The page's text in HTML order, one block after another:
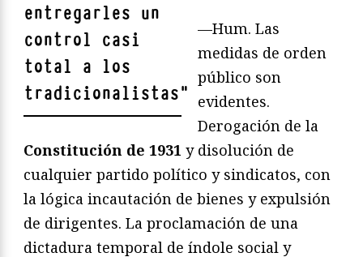
entregarles un
control casi
total a los
tradicionalistas"
—Hum. Las
medidas de orden
público son
evidentes.
Derogación de la
Constitución de 1931 y disolución de
cualquier partido político y sindicatos, con
la lógica incautación de bienes y expulsión
de dirigentes. La proclamación de una
dictadura temporal de índole social y